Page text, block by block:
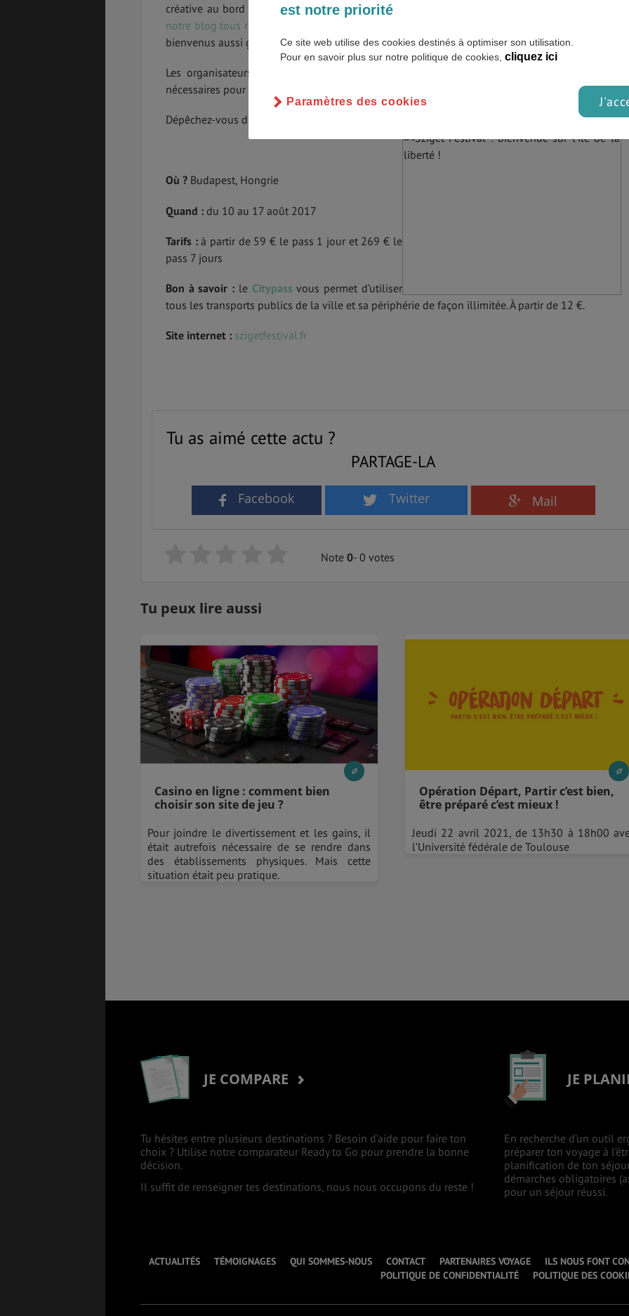
créative au bord de l’eau pour des vacances entre amis inoubliables.
notre blog tous nos conseils pour vous préparer pour un festival !
bienvenus aussi grâce à un camping spécialement aménagé pour les familles.
Les organisateurs ont pensé aux francophones : vous trouverez tous les renseignements
nécessaires pour vous rendre au festival et y dormir sur
Dépêchez-vous de
Où ? Budapest, Hongrie
Quand : du 10 au 17 août 2017
Tarifs :à partir de 59 € le pass 1 jour et 269 € le
pass 7 jours
Bon à savoir : le Citypass vous permet d’utiliser
tous les transports publics de la ville et sa périphérie de façon illimitée. À partir de 12 €.
Site internet : szigetfestival.fr
Tu as aimé cette actu ?
PARTAGE-LA
Facebook Twitter Mail
Note 0- 0 votes
Tu peux lire aussi
Casino en ligne : comment bien
choisir son site de jeu ?
Pour joindre le divertissement et les gains, il
était autrefois nécessaire de se rendre dans
des établissements physiques. Mais cette
situation était peu pratique.
Opération Départ, Partir c’est bien,
être préparé c’est mieux !
Jeudi 22 avril 2021, de 13h30 à 18h00
l’Université fédérale de Toulouse
JE COMPARE
Tu hésites entre plusieurs destinations ? Besoin d’aide pour faire ton
choix ? Utilise notre comparateur Ready to Go pour prendre la bonne
décision.
Il suffit de renseigner tes destinations, nous nous occupons du reste !
JE
En recherche d’un outil
préparer ton voyage à
planification de ton
démarches obligatoires
pour un séjour réussi.
ACTUALITÉS TÉMOIGNAGES QUI SOMMES-NOUS CONTACT PARTENAIRES VOYAGE
ILS NOUS FONT
POLITIQUE DE CONFIDENTIALITÉ
POLITIQUE DES
est notre priorité
Ce site web utilise des cookies destinés à optimiser son utilisation.
Pour en savoir plus sur notre politique de cookies, cliquez ici
Paramètres des cookies